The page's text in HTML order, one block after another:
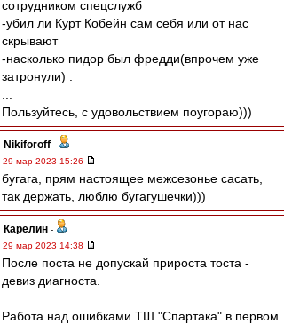
сотрудником спецслужб
-убил ли Курт Кобейн сам себя или от нас
скрывают
-насколько пидор был фредди(впрочем уже
затронули) .
Пользуйтесь, с удовольствием поугораю)))
Nikiforoff -
29 мар 2023 15:26
бугага, прям настоящее межсезонье сасать,
так держать, люблю бугагушечки)))
Карелин -
29 мар 2023 14:38
После поста не допускай прироста тоста -
девиз диагноста.
Работа над ошибками ТШ "Спартака" в первом